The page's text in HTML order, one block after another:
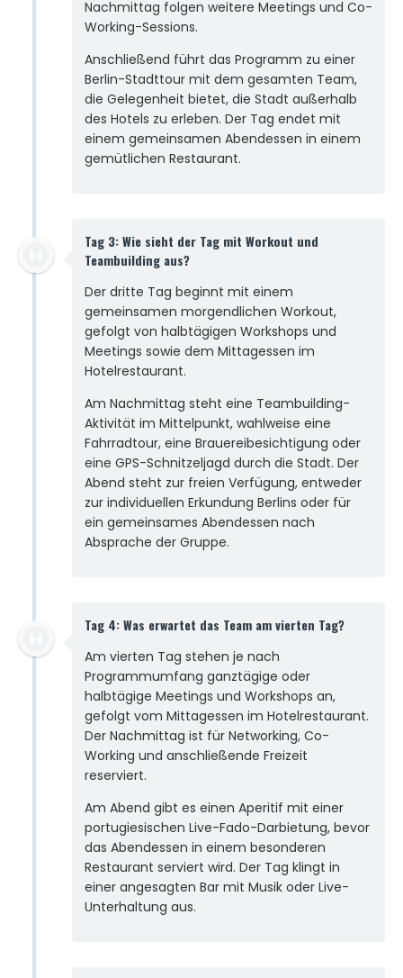
Nachmittag folgen weitere Meetings und Co-
Working-Sessions.
Anschließend führt das Programm zu einer
Berlin-Stadttour mit dem gesamten Team,
die Gelegenheit bietet, die Stadt außerhalb
des Hotels zu erleben. Der Tag endet mit
einem gemeinsamen Abendessen in einem
gemütlichen Restaurant.
Tag 3: Wie sieht der Tag mit Workout und
Teambuilding aus?
Der dritte Tag beginnt mit einem
gemeinsamen morgendlichen Workout,
gefolgt von halbtägigen Workshops und
Meetings sowie dem Mittagessen im
Hotelrestaurant.
Am Nachmittag steht eine Teambuilding-
Aktivität im Mittelpunkt, wahlweise eine
Fahrradtour, eine Brauereibesichtigung oder
eine GPS-Schnitzeljagd durch die Stadt. Der
Abend steht zur freien Verfügung, entweder
zur individuellen Erkundung Berlins oder für
ein gemeinsames Abendessen nach
Absprache der Gruppe.
Tag 4: Was erwartet das Team am vierten Tag?
Am vierten Tag stehen je nach
Programmumfang ganztägige oder
halbtägige Meetings und Workshops an,
gefolgt vom Mittagessen im Hotelrestaurant.
Der Nachmittag ist für Networking, Co-
Working und anschließende Freizeit
reserviert.
Am Abend gibt es einen Aperitif mit einer
portugiesischen Live-Fado-Darbietung, bevor
das Abendessen in einem besonderen
Restaurant serviert wird. Der Tag klingt in
einer angesagten Bar mit Musik oder Live-
Unterhaltung aus.